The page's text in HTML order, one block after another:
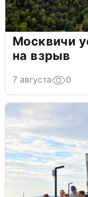
Москвичи
на взрыв
7 августа 0